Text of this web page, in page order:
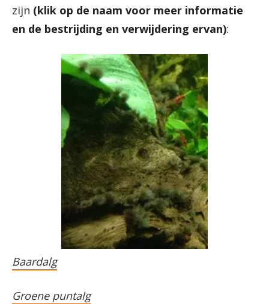
zijn (klik op de naam voor meer informatie
en de bestrijding en verwijdering ervan):
Baardalg
Groene puntalg